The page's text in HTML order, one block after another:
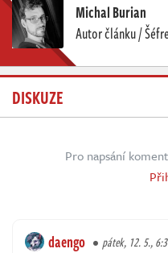
Michal Burian
Autor článku /
DISKUZE
Pro napsání
daengo pátek, 12. 5.,